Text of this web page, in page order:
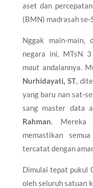
aset dan
(BMN) madrasah se-
​Nggak main-main,
negara ini, MTsN
mautandalannya.
Nurhidayati, ST,
yang baru nan sat-
sang master data
Rahman. Mereka
memastikan
tercatat dengan
​Dimulai tepat pukul
oleh seluruh satuan